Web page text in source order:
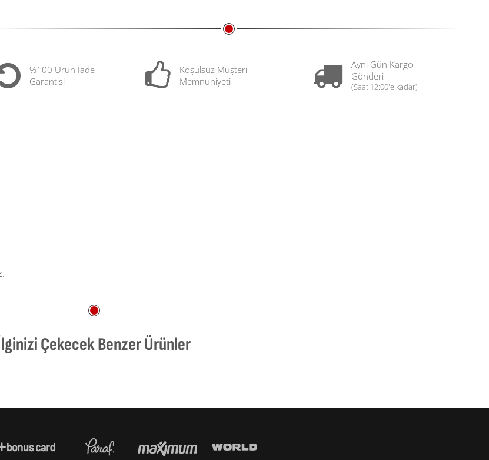
%100 Ürün İade
Garantisi
Koşulsuz Müşteri
Memnuniyeti
Aynı Gün Kargo
Gönderi
(Saat 12:00'e kadar)
Çekecek Benzer Ürünler